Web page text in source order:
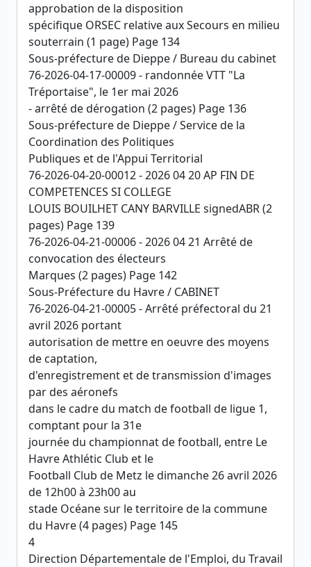
approbation de la disposition
spécifique ORSEC relative aux Secours en milieu
souterrain (1 page) Page 134
Sous-préfecture de Dieppe / Bureau du cabinet
76-2026-04-17-00009 - randonnée VTT "La
Tréportaise", le 1er mai 2026
- arrêté de dérogation (2 pages) Page 136
Sous-préfecture de Dieppe / Service de la
Coordination des Politiques
Publiques et de l'Appui Territorial
76-2026-04-20-00012 - 2026 04 20 AP FIN DE
COMPETENCES SI COLLEGE
LOUIS BOUILHET CANY BARVILLE signedABR (2
pages) Page 139
76-2026-04-21-00006 - 2026 04 21 Arrêté de
convocation des électeurs
Marques (2 pages) Page 142
Sous-Préfecture du Havre / CABINET
76-2026-04-21-00005 - Arrêté préfectoral du 21
avril 2026 portant
autorisation de mettre en oeuvre des moyens
de captation,
d'enregistrement et de transmission d'images
par des aéronefs
dans le cadre du match de football de ligue 1,
comptant pour la 31e
journée du championnat de football, entre Le
Havre Athlétic Club et le
Football Club de Metz le dimanche 26 avril 2026
de 12h00 à 23h00 au
stade Océane sur le territoire de la commune
du Havre (4 pages) Page 145
4
Direction Départementale de l'Emploi, du Travail